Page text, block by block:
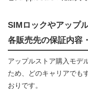
SIMロックやアップ
各販売先の保証内容
アップルストア購入モデ
ため、どのキャリアでも
おりです。